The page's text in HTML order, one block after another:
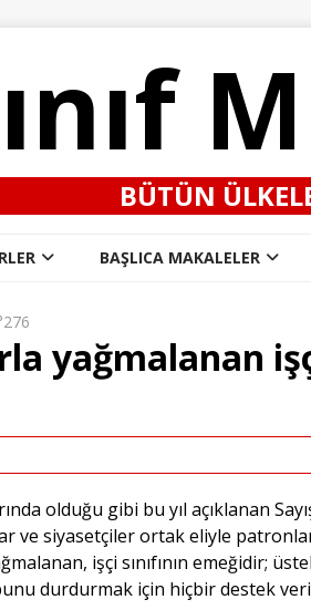
BÜTÜN
BAŞLICA MAKALELER
yağmalanan işçi
olduğu gibi bu yıl açıklanan
ve siyasetçiler ortak eliyle patronlar
işçi sınıfının emeğidir;
durdurmak için hiçbir destek